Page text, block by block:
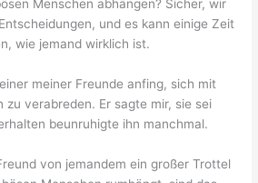
Menschen abhängen? Sicher, wir
und es kann einige Zeit
wie jemand wirklich ist.
meiner Freunde anfing, sich mit
zu verabreden. Er sagte mir, sie sei
beunruhigte ihn manchmal.
von jemandem ein großer Trottel